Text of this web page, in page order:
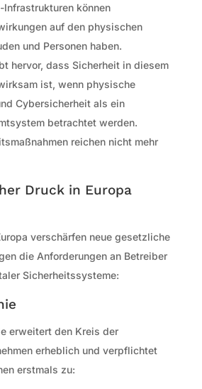
können
auf den physischen
und Personen haben.
hervor, dass Sicherheit in diesem
ist, wenn physische
Cybersicherheit als ein
betrachtet werden.
reichen nicht mehr
Druck in Europa
verschärfen neue gesetzliche
die Anforderungen an Betreiber
Sicherheitssysteme:
erweitert den Kreis der
erheblich und verpflichtet
erstmals zu: